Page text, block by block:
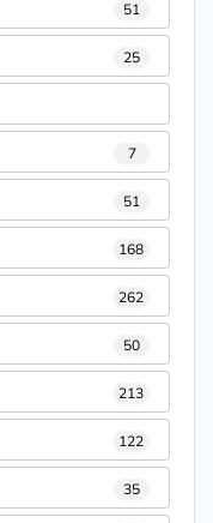
51
25
7
51
168
262
50
213
122
35